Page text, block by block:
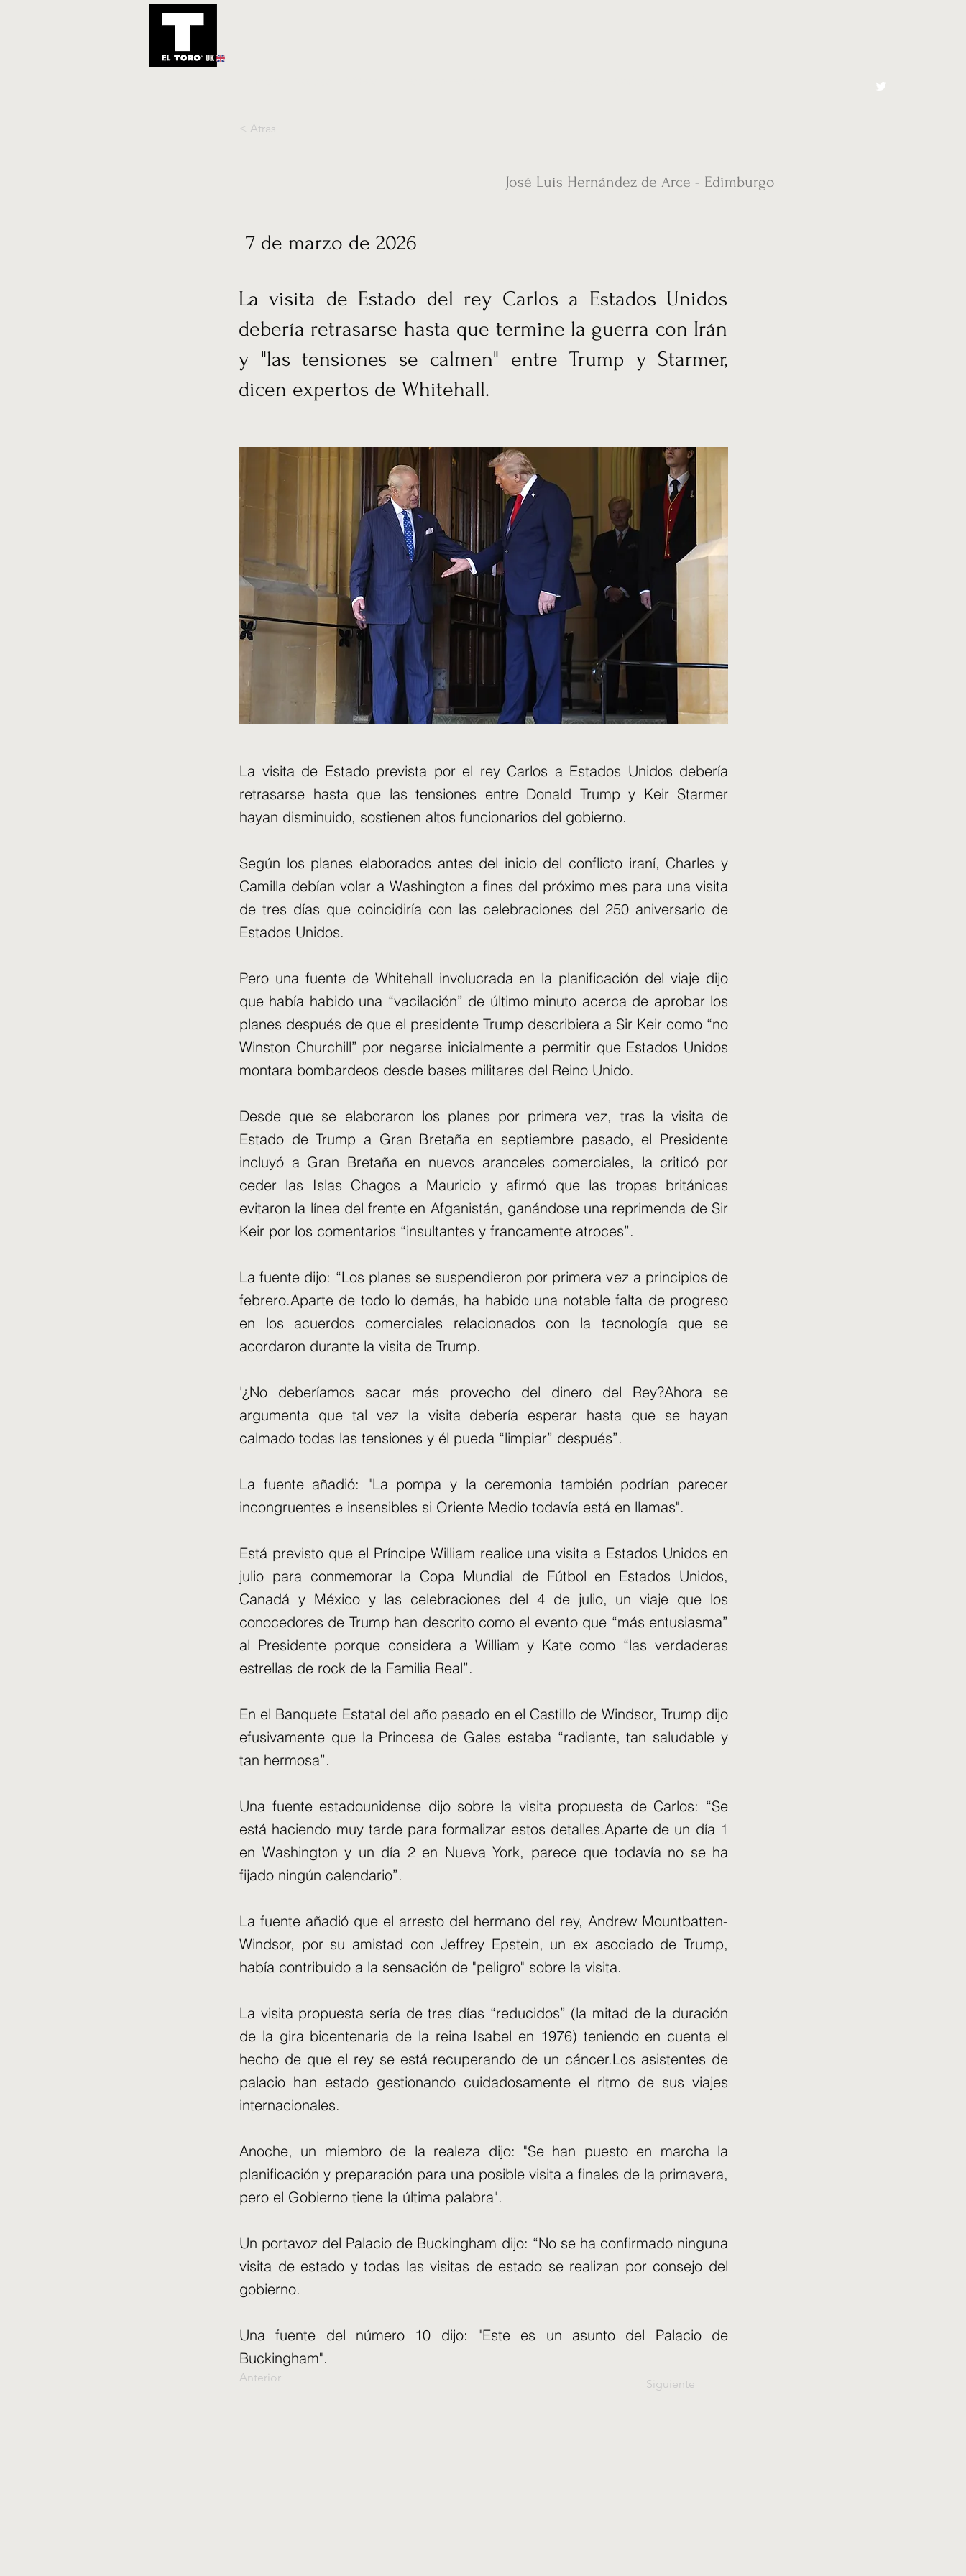
UK
< Atras
José Luis Hernández de Arce - Edimburgo
7 de marzo de 2026
La visita de Estado del rey Carlos a Estados Unidos
debería retrasarse hasta que termine la guerra con Irán
y "las tensiones se calmen" entre Trump y Starmer,
dicen expertos de Whitehall.
La visita de Estado prevista por el rey Carlos a Estados Unidos debería
retrasarse hasta que las tensiones entre Donald Trump y Keir Starmer
hayan disminuido, sostienen altos funcionarios del gobierno.
Según los planes elaborados antes del inicio del conflicto iraní, Charles y
Camilla debían volar a Washington a fines del próximo mes para una visita
de tres días que coincidiría con las celebraciones del 250 aniversario de
Estados Unidos.
Pero una fuente de Whitehall involucrada en la planificación del viaje dijo
que había habido una “vacilación” de último minuto acerca de aprobar los
planes después de que el presidente Trump describiera a Sir Keir como “no
Winston Churchill” por negarse inicialmente a permitir que Estados Unidos
montara bombardeos desde bases militares del Reino Unido.
Desde que se elaboraron los planes por primera vez, tras la visita de
Estado de Trump a Gran Bretaña en septiembre pasado, el Presidente
incluyó a Gran Bretaña en nuevos aranceles comerciales, la criticó por
ceder las Islas Chagos a Mauricio y afirmó que las tropas británicas
evitaron la línea del frente en Afganistán, ganándose una reprimenda de Sir
Keir por los comentarios “insultantes y francamente atroces”.
La fuente dijo: “Los planes se suspendieron por primera vez a principios de
febrero.Aparte de todo lo demás, ha habido una notable falta de progreso
en los acuerdos comerciales relacionados con la tecnología que se
acordaron durante la visita de Trump.
'¿No deberíamos sacar más provecho del dinero del Rey?Ahora se
argumenta que tal vez la visita debería esperar hasta que se hayan
calmado todas las tensiones y él pueda “limpiar” después”.
La fuente añadió: "La pompa y la ceremonia también podrían parecer
incongruentes e insensibles si Oriente Medio todavía está en llamas".
Está previsto que el Príncipe William realice una visita a Estados Unidos en
julio para conmemorar la Copa Mundial de Fútbol en Estados Unidos,
Canadá y México y las celebraciones del 4 de julio, un viaje que los
conocedores de Trump han descrito como el evento que “más entusiasma”
al Presidente porque considera a William y Kate como “las verdaderas
estrellas de rock de la Familia Real”.
En el Banquete Estatal del año pasado en el Castillo de Windsor, Trump dijo
efusivamente que la Princesa de Gales estaba “radiante, tan saludable y
tan hermosa”.
Una fuente estadounidense dijo sobre la visita propuesta de Carlos: “Se
está haciendo muy tarde para formalizar estos detalles.Aparte de un día 1
en Washington y un día 2 en Nueva York, parece que todavía no se ha
fijado ningún calendario”.
La fuente añadió que el arresto del hermano del rey, Andrew Mountbatten-
Windsor, por su amistad con Jeffrey Epstein, un ex asociado de Trump,
había contribuido a la sensación de "peligro" sobre la visita.
La visita propuesta sería de tres días “reducidos” (la mitad de la duración
de la gira bicentenaria de la reina Isabel en 1976) teniendo en cuenta el
hecho de que el rey se está recuperando de un cáncer.Los asistentes de
palacio han estado gestionando cuidadosamente el ritmo de sus viajes
internacionales.
Anoche, un miembro de la realeza dijo: "Se han puesto en marcha la
planificación y preparación para una posible visita a finales de la primavera,
pero el Gobierno tiene la última palabra".
Un portavoz del Palacio de Buckingham dijo: “No se ha confirmado ninguna
visita de estado y todas las visitas de estado se realizan por consejo del
gobierno.
Una fuente del número 10 dijo: "Este es un asunto del Palacio de
Buckingham".
Anterior Siguiente